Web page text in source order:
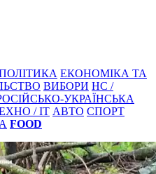
ЕКОНОМІКА ТА
ВИБОРИ НС /
УКРАЇНСЬКА
/ IT АВТО СПОРТ
FOOD